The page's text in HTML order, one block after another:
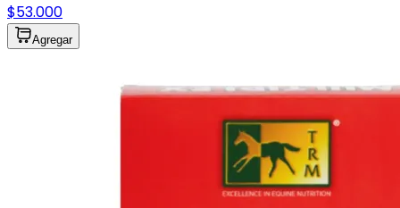
$53.000
Agregar